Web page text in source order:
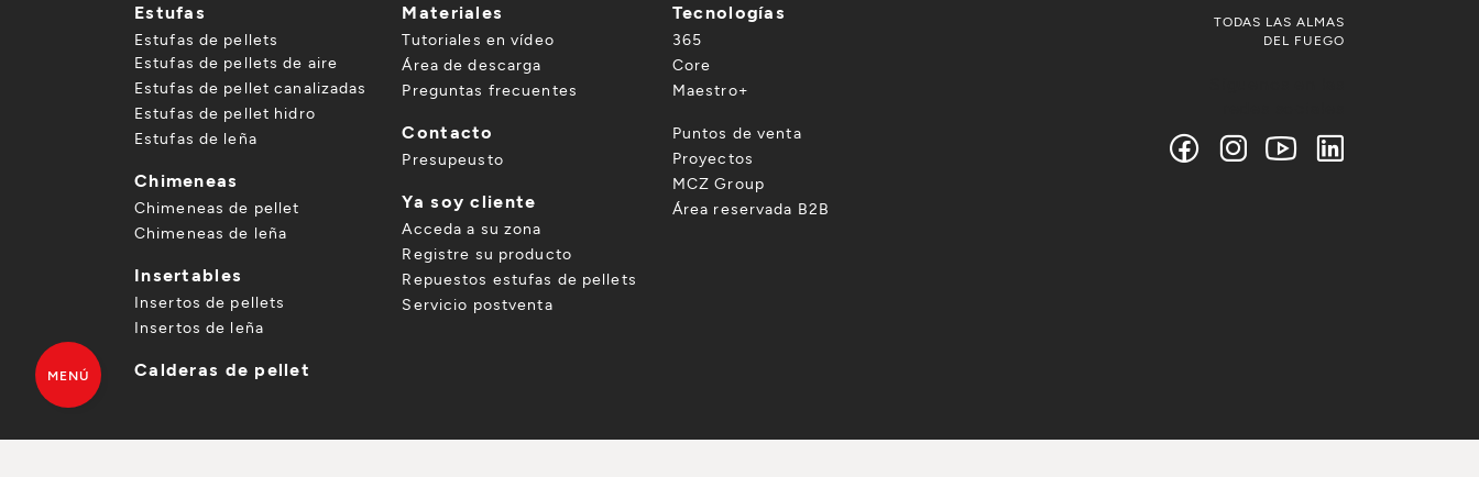
Estufas
Estufas de pellets
Estufas de pellets de aire
Estufas de pellet canalizadas
Estufas de pellet hidro
Estufas de leña
Chimeneas
Chimeneas de pellet
Chimeneas de leña
Insertables
Insertos de pellets
Insertos de leña
Calderas de pellet
Materiales
Tutoriales en vídeo
Área de descarga
Preguntas frecuentes
Contacto
Presupeusto
Ya soy cliente
Acceda a su zona
Registre su producto
Repuestos estufas de pellets
Servicio postventa
Tecnologías
365
Core
Maestro+
Puntos de venta
Proyectos
MCZ Group
Área reservada B2B
TODAS LAS ALMAS
DEL FUEGO
MENÚ